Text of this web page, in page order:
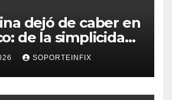
dejó de caber en
de la simplicidad
la complejidad
SOPORTEINFIX